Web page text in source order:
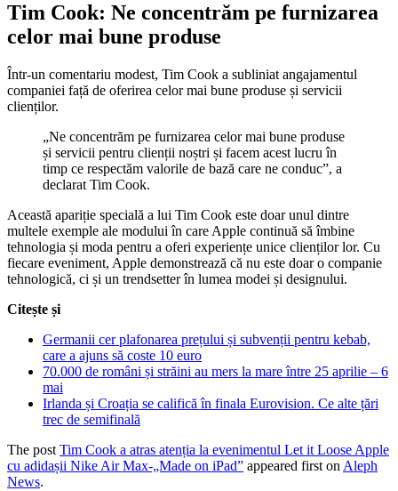
Tim Cook: Ne concentrăm pe furnizarea
celor mai bune produse
Într-un comentariu modest, Tim Cook a subliniat angajamentul
companiei față de oferirea celor mai bune produse și servicii
clienților.
„Ne concentrăm pe furnizarea celor mai bune produse
și servicii pentru clienții noștri și facem acest lucru în
timp ce respectăm valorile de bază care ne conduc”, a
declarat Tim Cook.
Această apariție specială a lui Tim Cook este doar unul dintre
multele exemple ale modului în care Apple continuă să îmbine
tehnologia și moda pentru a oferi experiențe unice clienților lor. Cu
fiecare eveniment, Apple demonstrează că nu este doar o companie
tehnologică, ci și un trendsetter în lumea modei și designului.
Citește și
Germanii cer plafonarea prețului și subvenții pentru kebab,
care a ajuns să coste 10 euro
70.000 de români și străini au mers la mare între 25 aprilie – 6
mai
Irlanda și Croația se califică în finala Eurovision. Ce alte țări
trec de semifinală
The post Tim Cook a atras atenția la evenimentul Let it Loose Apple
cu adidașii Nike Air Max-„Made on iPad” appeared first on Aleph
News.